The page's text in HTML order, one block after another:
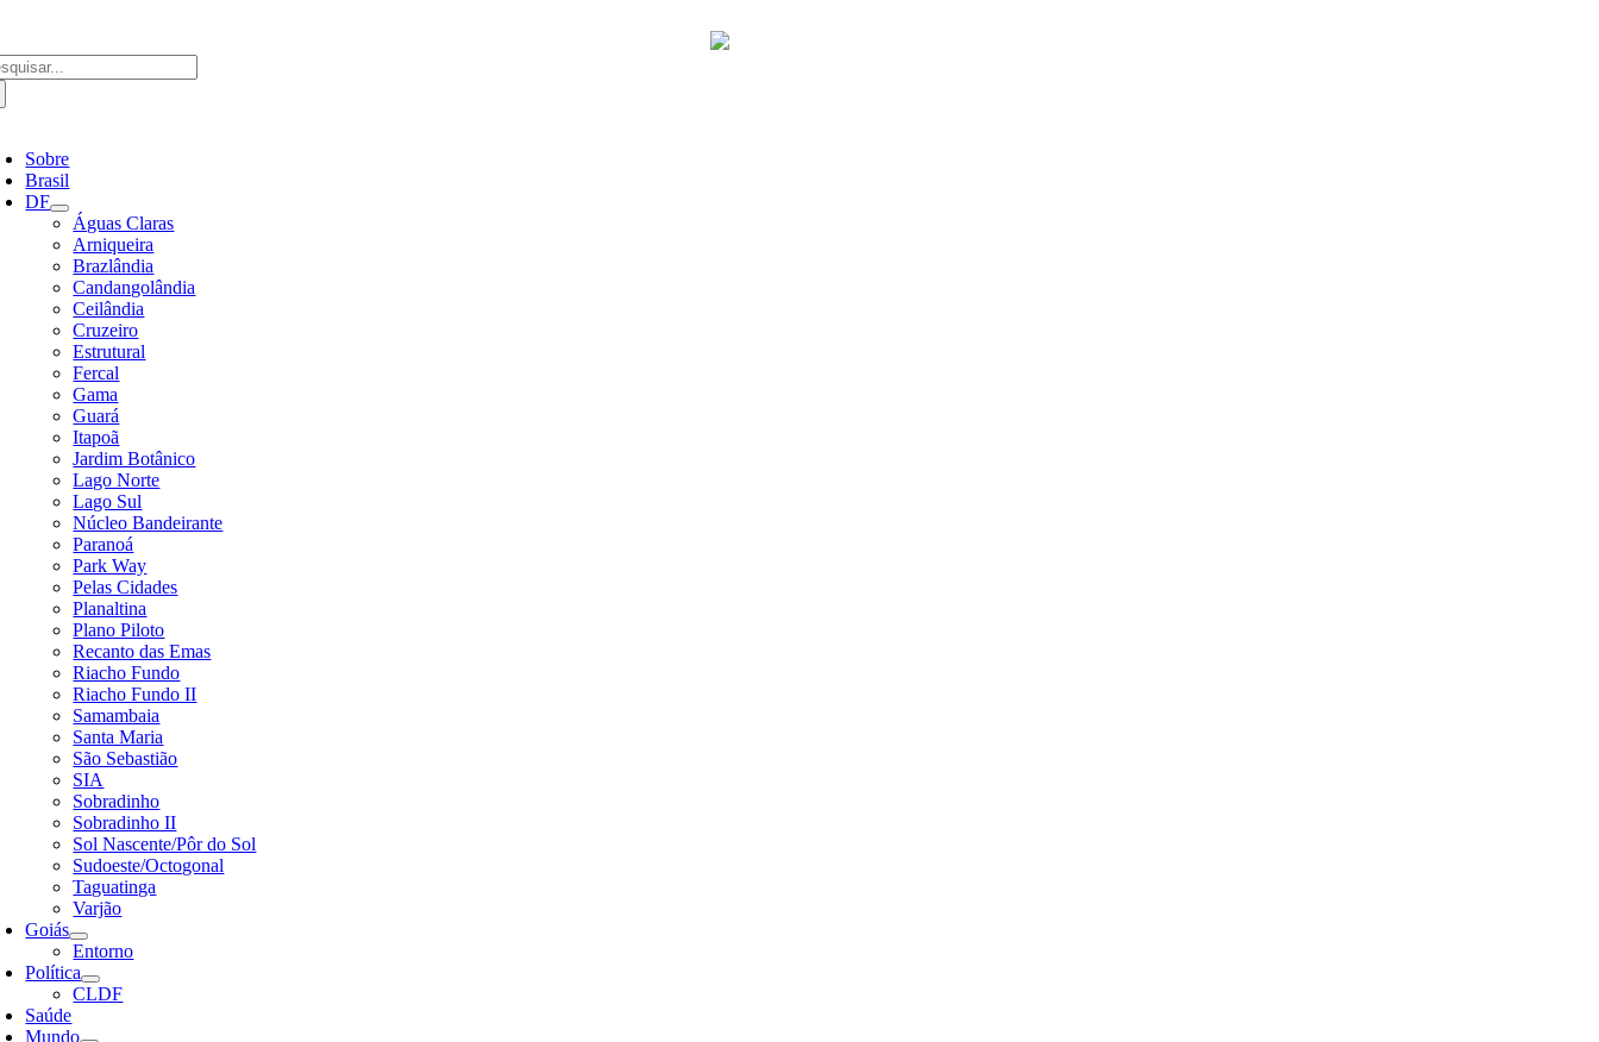
o
conteúdo
Sobre
Brasil
DF
Águas Claras
Arniqueira
Brazlândia
Candangolândia
Ceilândia
Cruzeiro
Estrutural
Fercal
Gama
Guará
Itapoã
Jardim Botânico
Lago Norte
Lago Sul
Núcleo Bandeirante
Paranoá
Park Way
Pelas Cidades
Planaltina
Plano Piloto
Recanto das Emas
Riacho Fundo
Riacho Fundo II
Samambaia
Santa Maria
São Sebastião
SIA
Sobradinho
Sobradinho II
Sol Nascente/Pôr do Sol
Sudoeste/Octogonal
Taguatinga
Varjão
Goiás
Entorno
Política
CLDF
Saúde
Mundo